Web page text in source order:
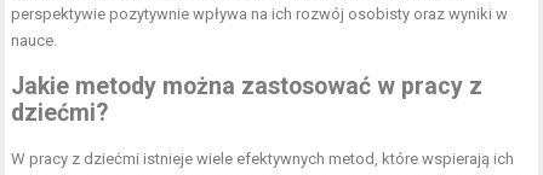
perspektywie pozytywnie wpływa na ich rozwój osobisty oraz wyniki w
nauce.
Jakie metody można zastosować w pracy z
dziećmi?
W pracy z dziećmi istnieje wiele efektywnych metod, które wspierają ich